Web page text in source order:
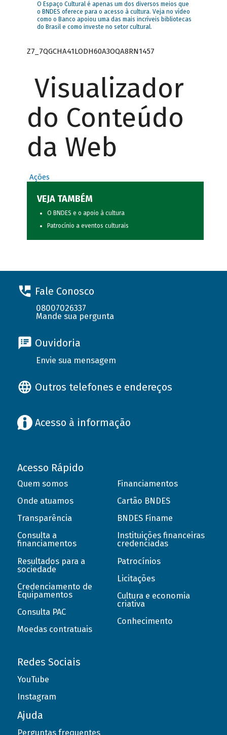
O Espaço Cultural é apenas um dos diversos meios que
o BNDES oferece para o acesso à cultura. Veja no vídeo
como o Banco apoiou uma das mais incríveis bibliotecas
do Brasil e como investe no setor cultural.
Z7_7QGCHA41LODH60A3OQA8RN1457
Visualizador
do Conteúdo
da Web
Ações
VEJA TAMBÉM
O BNDES e o apoio à cultura
Patrocínio a eventos culturais
Fale Conosco
08007026337
Mande sua pergunta
Ouvidoria
Envie sua mensagem
Outros telefones e endereços
Acesso à informação
Acesso Rápido
Quem somos
Onde atuamos
Transparência
Consulta a
financiamentos
Resultados para a
sociedade
Credenciamento de
Equipamentos
Consulta PAC
Moedas contratuais
Financiamentos
Cartão BNDES
BNDES Finame
Instituições financeiras
credenciadas
Patrocínios
Licitações
Cultura e economia
criativa
Conhecimento
Redes Sociais
YouTube
Instagram
Ajuda
Perguntas frequentes